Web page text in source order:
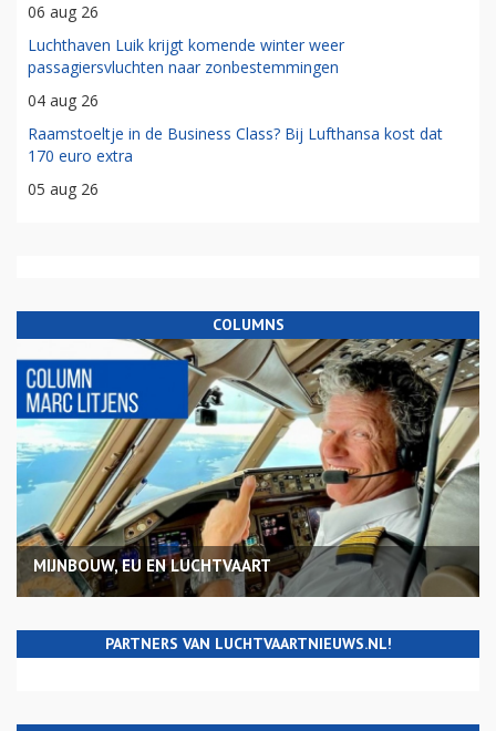
06 aug 26
Luchthaven Luik krijgt komende winter weer
passagiersvluchten naar zonbestemmingen
04 aug 26
Raamstoeltje in de Business Class? Bij Lufthansa kost dat
170 euro extra
05 aug 26
COLUMNS
MIJNBOUW, EU EN LUCHTVAART
PARTNERS VAN LUCHTVAARTNIEUWS.NL!